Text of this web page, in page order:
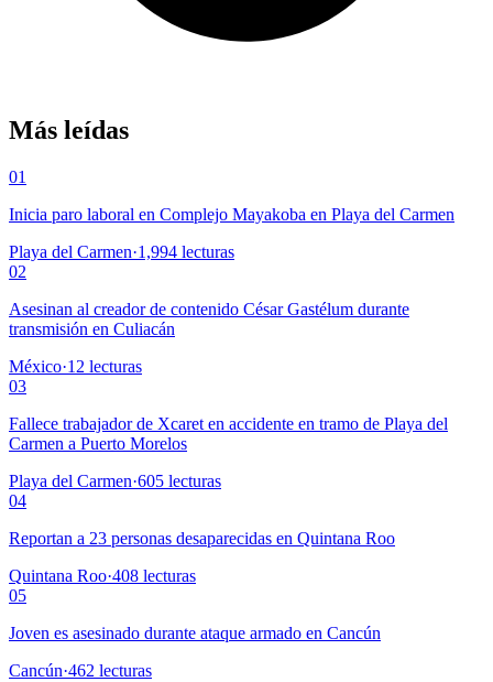
Más leídas
01
Inicia paro laboral en Complejo Mayakoba en Playa del Carmen
Playa del Carmen·1,994 lecturas
02
Asesinan al creador de contenido César Gastélum durante
transmisión en Culiacán
México·12 lecturas
03
Fallece trabajador de Xcaret en accidente en tramo de Playa del
Carmen a Puerto Morelos
Playa del Carmen·605 lecturas
04
Reportan a 23 personas desaparecidas en Quintana Roo
Quintana Roo·408 lecturas
05
Joven es asesinado durante ataque armado en Cancún
Cancún·462 lecturas